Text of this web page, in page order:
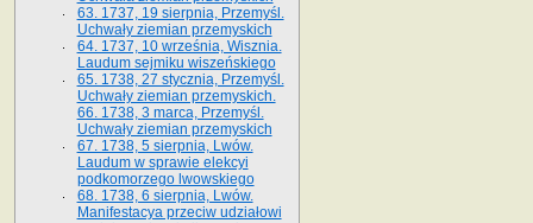
63. 1737, 19 sierpnia, Przemyśl.
Uchwały ziemian przemyskich
64. 1737, 10 września, Wisznia.
Laudum sejmiku wiszeńskiego
65. 1738, 27 stycznia, Przemyśl.
Uchwały ziemian przemyskich­­.
66. 1738, 3 marca, Przemyśl.
Uchwały ziemian przemyskich­
67. 1738, 5 sierpnia, Lwów.
Laudum w sprawie elekcyi
podkomorzego lwowskiego
68. 1738, 6 sierpnia, Lwów.
Manifestacya przeciw udziałowi